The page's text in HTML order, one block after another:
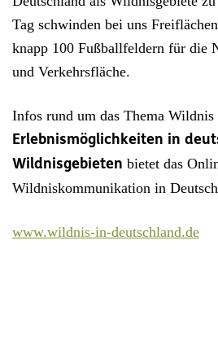
Tag schwinden bei uns
knapp 100 Fußballfeldern für die
und Verkehrsfläche.
Infos rund um das Thema Wildnis
Erlebnismöglichkeiten in
Wildnisgebieten bietet das
Wildniskommunikation in
www.wildnis-in-deutschland.de